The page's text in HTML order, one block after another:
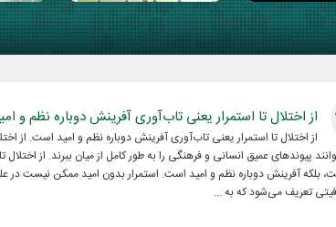
از اختلال تا استمرار یعنی تاب‌آوری آفرینش دوباره نظم و
از اختلال تا استمرار یعنی تاب‌آوری آفرینش دوباره نظم و امید است. از
پیوندهای عمیق انسانی و فرهنگی را به طور کامل از میان ببرند. از
بلکه آفرینش دوباره نظم و امید است. استمرار بدون امید ممکن نیست در
تعریف می‌شود که به ...